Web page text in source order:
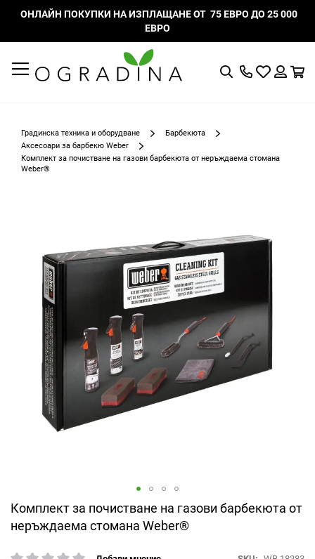
ОНЛАЙН ПОКУПКИ НА ИЗПЛАЩАНЕ ОТ 75 ЕВРО ДО 25 000
ЕВРО
ТърсенеМоят
Градинска техника и оборудване
Барбекюта
Аксесоари за барбекю Weber
Комплект за почистване на газови барбекюта от неръждаема стомана
Weber®
Комплект за почистване на газови барбекюта от
неръждаема стомана Weber®
изображенията
Преминете
началото